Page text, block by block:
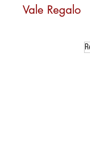
Vale Regalo